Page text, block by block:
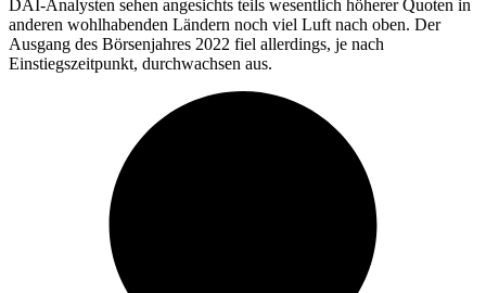
DAI-Analysten sehen angesichts teils wesentlich höherer Quoten in
anderen wohlhabenden Ländern noch viel Luft nach oben. Der
Ausgang des Börsenjahres 2022 fiel allerdings, je nach
Einstiegszeitpunkt, durchwachsen aus.